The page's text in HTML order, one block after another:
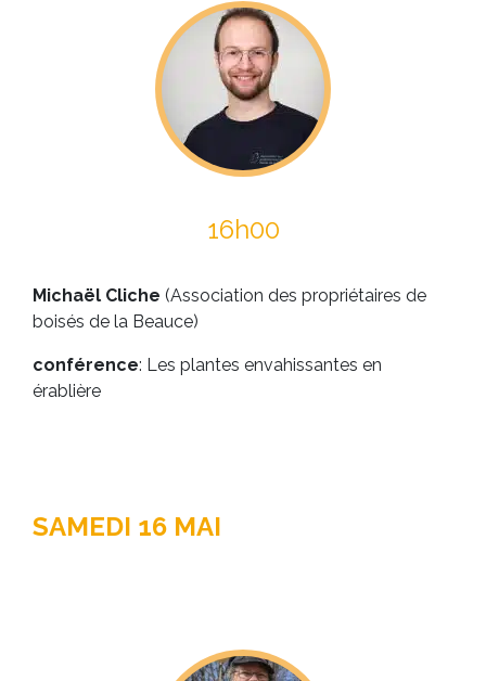
16h00
Michaël Cliche (Association des propriétaires de
boisés de la Beauce)
conférence: Les plantes envahissantes en
érablière
SAMEDI 16 MAI